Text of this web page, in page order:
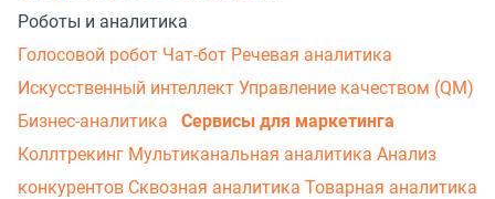
Роботы и аналитика
Голосовой робот Чат-бот Речевая аналитика
Искусственный интеллект Управление качеством (QM)
Бизнес-аналитика
Сервисы для маркетинга
Коллтрекинг Мультиканальная аналитика Анализ
конкурентов Сквозная аналитика Товарная аналитика